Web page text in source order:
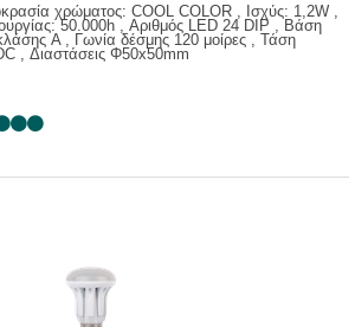
χρώματος: COOL COLOR , Ισχύς: 1,2W ,
50.000h , Αριθμός LED 24 DIP , Βάση
A , Γωνία δέσμης 120 μοίρες , Τάση
, Διαστάσεις Φ50x50mm